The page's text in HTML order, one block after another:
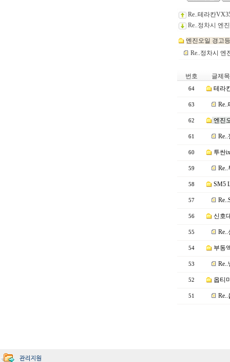
Re..테라칸
Re..정차시 엔
엔진오일 경고
Re..정차시 엔
번호 글제목
64 테라
63
62 엔진
61
60 투싼
59
58 SM5
57
56 신호
55
54 부동
53
52 옵티
51